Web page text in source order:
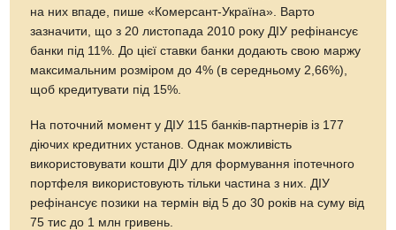
на них впаде, пише «Комерсант-Україна». Варто
зазначити, що з 20 листопада 2010 року ДІУ рефінансує
банки під 11%. До цієї ставки банки додають свою маржу
максимальним розміром до 4% (в середньому 2,66%),
щоб кредитувати під 15%.
На поточний момент у ДІУ 115 банків-партнерів із 177
діючих кредитних установ. Однак можливість
використовувати кошти ДІУ для формування іпотечного
портфеля використовують тільки частина з них. ДІУ
рефінансує позики на термін від 5 до 30 років на суму від
75 тис до 1 млн гривень.